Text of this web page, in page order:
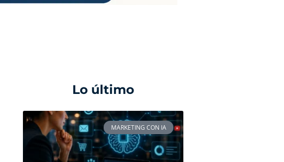
Lo último
MARKETING CON IA